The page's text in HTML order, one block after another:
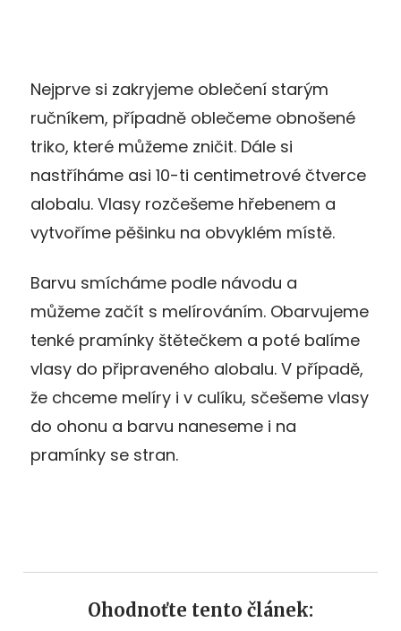
Nejprve si zakryjeme oblečení starým
ručníkem, případně oblečeme obnošené
triko, které můžeme zničit. Dále si
nastříháme asi 10-ti centimetrové čtverce
alobalu. Vlasy rozčešeme hřebenem a
vytvoříme pěšinku na obvyklém místě.
Barvu smícháme podle návodu a
můžeme začít s melírováním. Obarvujeme
tenké pramínky štětečkem a poté balíme
vlasy do připraveného alobalu. V případě,
že chceme melíry i v culíku, sčešeme vlasy
do ohonu a barvu naneseme i na
pramínky se stran.
Ohodnoťte tento článek: